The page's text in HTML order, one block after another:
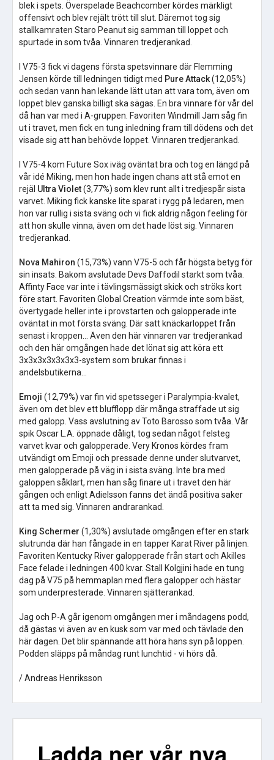
blek i spets. Överspelade Beachcomber kördes märkligt
offensivt och blev rejält trött till slut. Däremot tog sig
stallkamraten Staro Peanut sig samman till loppet och
spurtade in som tvåa. Vinnaren tredjerankad.
I V75-3 fick vi dagens första spetsvinnare där Flemming
Jensen körde till ledningen tidigt med Pure Attack(12,05%)
och sedan vann han lekande lätt utan att vara tom, även om
loppet blev ganska billigt ska sägas. En bra vinnare för vår del
då han var med i A-gruppen. Favoriten Windmill Jam såg fin
ut i travet, men fick en tung inledning fram till dödens och det
visade sig att han behövde loppet. Vinnaren tredjerankad.
I V75-4 kom Future Sox iväg oväntat bra och tog en längd på
vår idé Miking, men hon hade ingen chans att stå emot en
rejäl Ultra Violet(3,77%) som klev runt allt i tredjespår sista
varvet. Miking fick kanske lite sparat i rygg på ledaren, men
hon var rullig i sista sväng och vi fick aldrig någon feeling för
att hon skulle vinna, även om det hade löst sig. Vinnaren
tredjerankad.
Nova Mahiron (15,73%) vann V75-5 och får högsta betyg för
sin insats. Bakom avslutade Devs Daffodil starkt som tvåa.
Affinty Face var inte i tävlingsmässigt skick och ströks kort
före start. Favoriten Global Creation värmde inte som bäst,
övertygade heller inte i provstarten och galopperade inte
oväntat in mot första sväng. Där satt knäckarloppet från
senast i kroppen… Även den här vinnaren var tredjerankad
och den här omgången hade det lönat sig att köra ett
3x3x3x3x3x3x3-system som brukar finnas i
andelsbutikerna...
Emoji (12,79%) var fin vid spetsseger i Paralympia-kvalet,
även om det blev ett blufflopp där många straffade ut sig
med galopp. Vass avslutning av Toto Barosso som tvåa. Vår
spik Oscar L.A. öppnade dåligt, tog sedan något felsteg
varvet kvar och galopperade. Very Kronos kördes fram
utvändigt om Emoji och pressade denne under slutvarvet,
men galopperade på väg in i sista sväng. Inte bra med
galoppen såklart, men han såg finare ut i travet den här
gången och enligt Adielsson fanns det ändå positiva saker
att ta med sig. Vinnaren andrarankad.
King Schermer (1,30%) avslutade omgången efter en stark
slutrunda där han fångade in en tapper Karat River på linjen.
Favoriten Kentucky River galopperade från start och Akilles
Face felade i ledningen 400 kvar. Stall Kolgjini hade en tung
dag på V75 på hemmaplan med flera galopper och hästar
som underpresterade. Vinnaren sjätterankad.
Jag och P-A går igenom omgången mer i måndagens podd,
då gästas vi även av en kusk som var med och tävlade den
här dagen. Det blir spännande att höra hans syn på loppen.
Podden släpps på måndag runt lunchtid - vi hörs då.
/ Andreas Henriksson